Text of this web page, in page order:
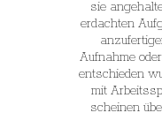
sie
erdachten
Aufnahme
entschieden
mit
scheinen